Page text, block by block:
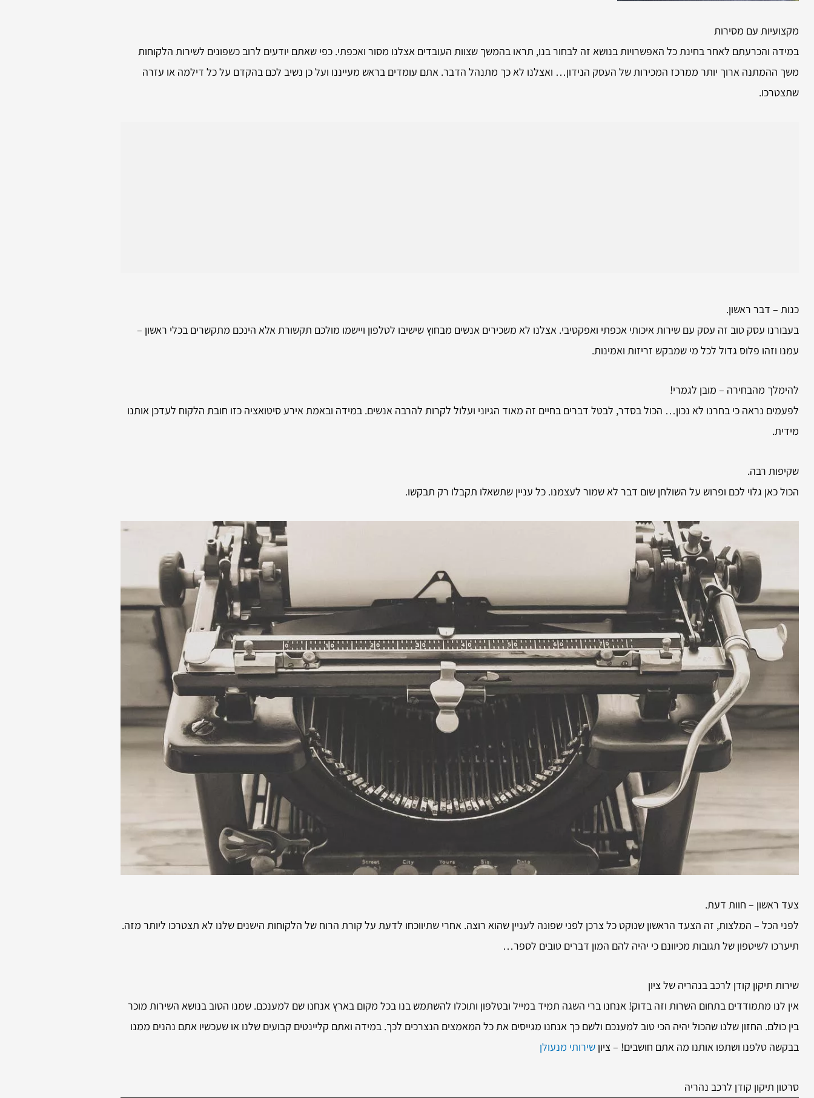
מקצועיות עם מסירות
במידה והכרעתם לאחר בחינת כל האפשרויות בנושא זה לבחור בנו, תראו בהמשך שצוות העובדים אצלנו מסור ואכפתי. כפי שאתם יודעים לרוב כשפונים לשירות הלקוחות
משך ההמתנה ארוך יותר ממרכז המכירות של העסק הנידון… ואצלנו לא כך מתנהל הדבר. אתם עומדים בראש מעייננו ועל כן נשיב לכם בהקדם על כל דילמה או עזרה
שתצטרכו.
כנות – דבר ראשון.
בעבורנו עסק טוב זה עסק עם שירות איכותי אכפתי ואפקטיבי. אצלנו לא משכירים אנשים מבחוץ שישיבו לטלפון ויישמו מולכם תקשורת אלא הינכם מתקשרים בכלי ראשון –
עמנו וזהו פלוס גדול לכל מי שמבקש זריזות ואמינות.
להימלך מהבחירה – מובן לגמרי!
לפעמים נראה כי בחרנו לא נכון… הכול בסדר, לבטל דברים בחיים זה מאוד הגיוני ועלול לקרות להרבה אנשים. במידה ובאמת אירע סיטואציה כזו חובת הלקוח לעדכן אותנו
מידית.
שקיפות רבה.
הכול כאן גלוי לכם ופרוש על השולחן שום דבר לא שמור לעצמנו. כל עניין שתשאלו תקבלו רק תבקשו.
צעד ראשון – חוות דעת.
לפני הכל – המלצות, זה הצעד הראשון שנוקט כל צרכן לפני שפונה לעניין שהוא רוצה. אחרי שתיווכחו לדעת על קורת הרוח של הלקוחות הישנים שלנו לא תצטרכו ליותר מזה.
תיערכו לשיטפון של תגובות מכיוונם כי יהיה להם המון דברים טובים לספר…
שירות תיקון קודן לרכב בנהריה של ציון
אין לנו מתמודדים בתחום השרות וזה בדוק! אנחנו ברי השגה תמיד במייל ובטלפון ותוכלו להשתמש בנו בכל מקום בארץ אנחנו שם למענכם. שמנו הטוב בנושא השירות מוכר
בין כולם. החזון שלנו שהכול יהיה הכי טוב למענכם ולשם כך אנחנו מגייסים את כל המאמצים הנצרכים לכך. במידה ואתם קליינטים קבועים שלנו או שעכשיו אתם נהנים ממנו
בבקשה טלפנו ושתפו אותנו מה אתם חושבים! – ציון שירותי מנעולן
סרטון תיקון קודן לרכב נהריה